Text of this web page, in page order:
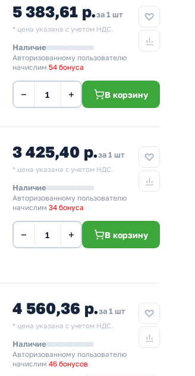
5 383,61 р.за 1 шт
* цена указана с учетом НДС.
Наличие
Авторизованному пользователю
начислим 54 бонуса
− + В корзину
3 425,40 р.за 1 шт
* цена указана с учетом НДС.
Наличие
Авторизованному пользователю
начислим 34 бонуса
− + В корзину
4 560,36 р.за 1 шт
* цена указана с учетом НДС.
Наличие
Авторизованному пользователю
начислим 46 бонусов